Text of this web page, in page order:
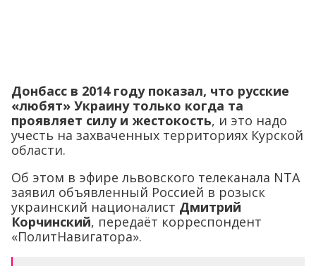
Донбасс в 2014 году показал, что русские
«любят» Украину только когда та
проявляет силу и жестокость, и это надо
учесть на захваченных территориях Курской
области.
Об этом в эфире львовского телеканала NTA
заявил объявленный Россией в розыск
украинский националист Дмитрий
Корчинский, передаёт корреспондент
«ПолитНавигатора».